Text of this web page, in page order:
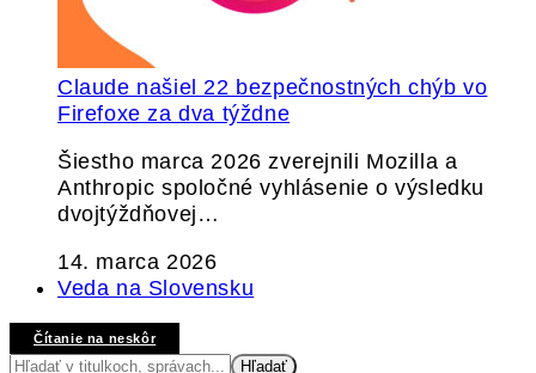
Claude našiel 22 bezpečnostných chýb vo
Firefoxe za dva týždne
Šiestho marca 2026 zverejnili Mozilla a
Anthropic spoločné vyhlásenie o výsledku
dvojtýždňovej…
14. marca 2026
Veda na Slovensku
Čítanie na neskôr